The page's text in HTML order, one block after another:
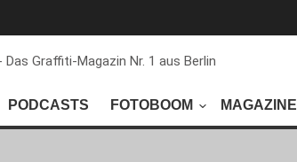
PODCASTS FOTOBOOM MAGAZINE